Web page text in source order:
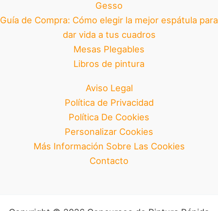
Gesso
Guía de Compra: Cómo elegir la mejor espátula para
dar vida a tus cuadros
Mesas Plegables
Libros de pintura
Aviso Legal
Política de Privacidad
Política De Cookies
Personalizar Cookies
Más Información Sobre Las Cookies
Contacto